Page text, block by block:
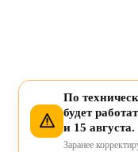
По
будет
и 15 августа.
Заранее